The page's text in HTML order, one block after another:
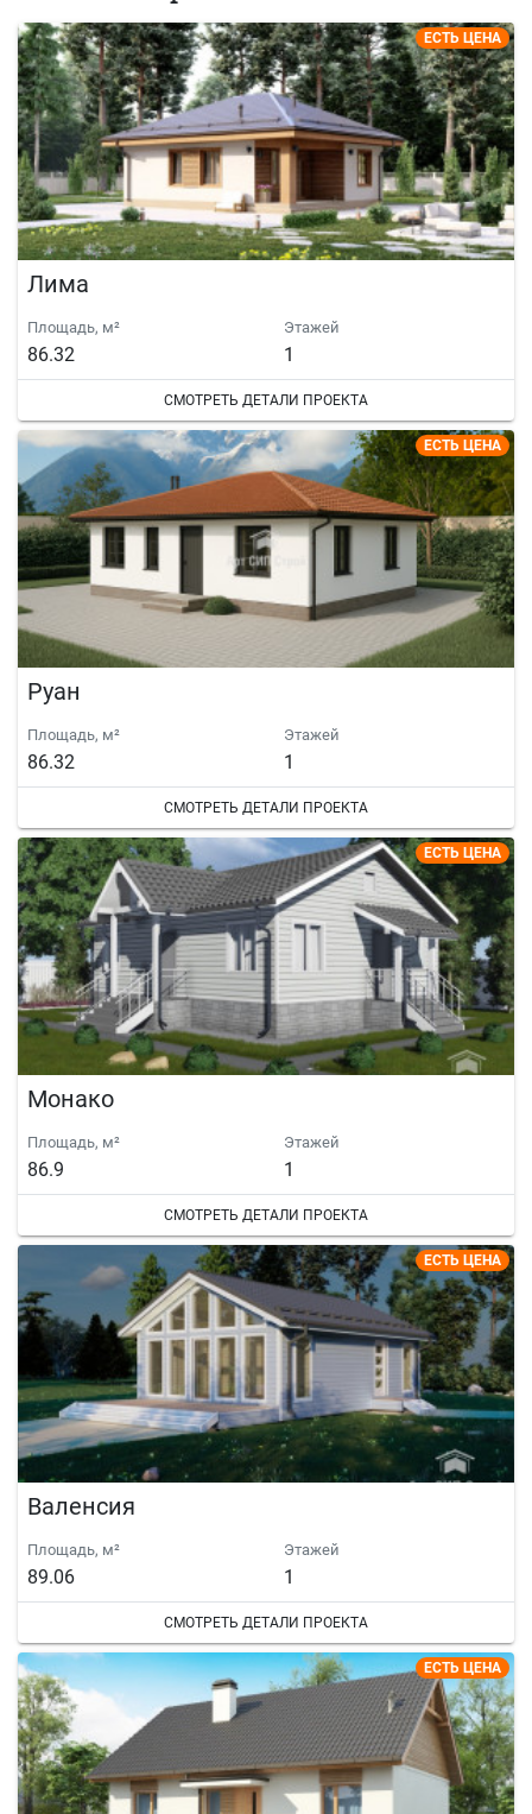
ЕСТЬ ЦЕНА
Лима
Площадь, м²
86.32
Этажей
1
СМОТРЕТЬ ДЕТАЛИ ПРОЕКТА
ЕСТЬ ЦЕНА
Руан
Площадь, м²
86.32
Этажей
1
СМОТРЕТЬ ДЕТАЛИ ПРОЕКТА
ЕСТЬ ЦЕНА
Монако
Площадь, м²
86.9
Этажей
1
СМОТРЕТЬ ДЕТАЛИ ПРОЕКТА
ЕСТЬ ЦЕНА
Валенсия
Площадь, м²
89.06
Этажей
1
СМОТРЕТЬ ДЕТАЛИ ПРОЕКТА
ЕСТЬ ЦЕНА